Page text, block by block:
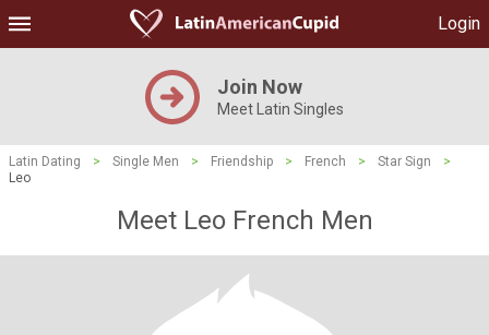
Login
Join Now
Meet Latin Singles
Latin Dating > Single Men > Friendship > French > Star Sign
>
Leo
Meet Leo French Men